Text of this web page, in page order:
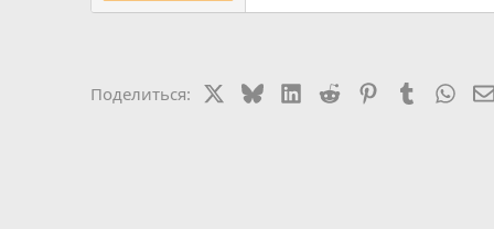
Поделиться: BlueskyLinkedIn
Reddit PinterestTumblr